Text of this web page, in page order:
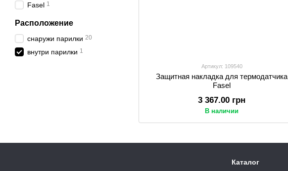
Артикул: 109540
Защитная накладка для термодатчика
Fasel
3 367.00 грн
В наличии
Fasel 1
Расположение
снаружи парилки 20
внутри парилки 1
Каталог